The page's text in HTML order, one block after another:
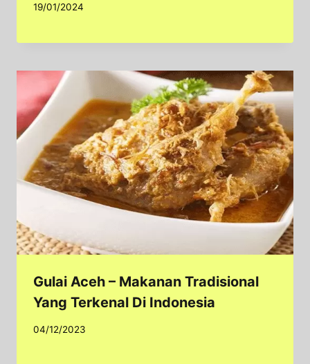
19/01/2024
Gulai Aceh – Makanan Tradisional
Yang Terkenal Di Indonesia
04/12/2023